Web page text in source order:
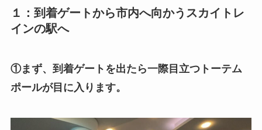
１：到着ゲートから市内へ向かうスカイトレ
インの駅へ
①まず、到着ゲートを出たら一際目立つトーテム
ポールが目に入ります。